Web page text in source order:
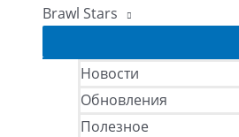
Brawl Stars
Новости
Обновления
Полезное